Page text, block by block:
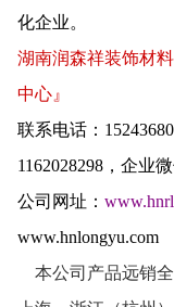
化企业。
湖南润森祥装饰材
中心』
联系电话：
1162028298，企业
公司网址：
www.hnlongyu.com
本公司产品远销